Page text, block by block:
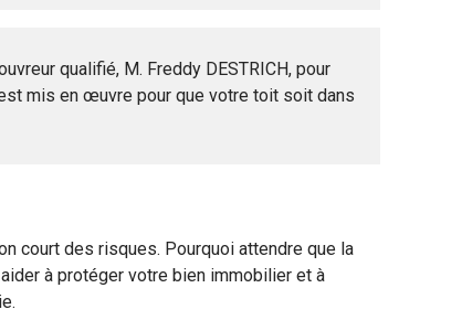
qualifié, M. Freddy DESTRICH, pour
mis en œuvre pour que votre toit soit dans
court des risques. Pourquoi attendre que la
à protéger votre bien immobilier et à